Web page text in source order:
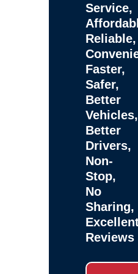
Service,
Reliable,
Faster,
Safer,
Better
Vehicles,
Better
Drivers,
Non-
Stop,
No
Sharing,
Reviews